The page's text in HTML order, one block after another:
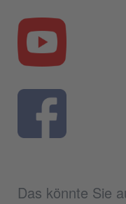
Das könnte Sie